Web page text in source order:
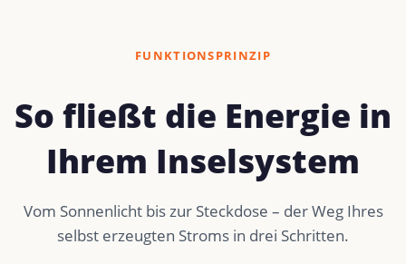
FUNKTIONSPRINZIP
So fließt die Energie in
Ihrem Inselsystem
Vom Sonnenlicht bis zur Steckdose – der Weg Ihres
selbst erzeugten Stroms in drei Schritten.